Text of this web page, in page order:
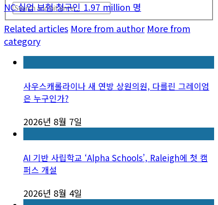
NC 실업 보험 청구인 1.97 million 명
Related articles More from author More from
category
사우스캐롤라이나 새 연방 상원의원, 다를린 그레이엄
은 누구인가?
2026년 8월 7일
AI 기반 사립학교 ‘Alpha Schools’, Raleigh에 첫 캠
퍼스 개설
2026년 8월 4일